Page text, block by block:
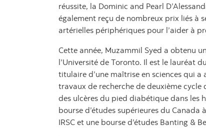
réussite, la Dominic and Pearl
également reçu de nombreux prix liés à
artérielles périphériques pour l’aider à
Cette année, Muzammil Syed a obtenu
l’Université de Toronto. Il est le lauréat
titulaire d’une maîtrise en sciences qui
travaux de recherche de deuxième
des ulcères du pied diabétique dans les
bourse d’études supérieures du Canada
IRSC et une bourse d’études Banting &